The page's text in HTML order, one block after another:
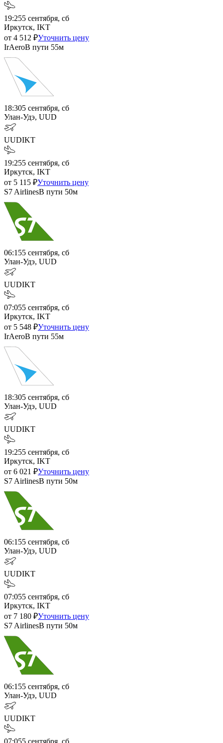
19:255 сентября, сб
Иркутск, IKT
от 4 512 ₽Уточнить цену
IrAeroВ пути 55м
18:305 сентября, сб
Улан-Удэ, UUD
UUDIKT
19:255 сентября, сб
Иркутск, IKT
от 5 115 ₽Уточнить цену
S7 AirlinesВ пути 50м
06:155 сентября, сб
Улан-Удэ, UUD
UUDIKT
07:055 сентября, сб
Иркутск, IKT
от 5 548 ₽Уточнить цену
IrAeroВ пути 55м
18:305 сентября, сб
Улан-Удэ, UUD
UUDIKT
19:255 сентября, сб
Иркутск, IKT
от 6 021 ₽Уточнить цену
S7 AirlinesВ пути 50м
06:155 сентября, сб
Улан-Удэ, UUD
UUDIKT
07:055 сентября, сб
Иркутск, IKT
от 7 180 ₽Уточнить цену
S7 AirlinesВ пути 50м
06:155 сентября, сб
Улан-Удэ, UUD
UUDIKT
07:055 сентября, сб